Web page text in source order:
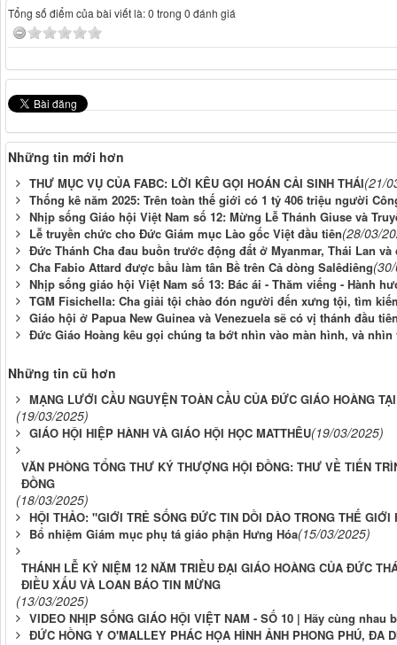
Tổng số điểm của bài viết là: 0 trong 0 đánh giá
Những tin mới hơn
THƯ MỤC VỤ CỦA FABC: LỜI KÊU GỌI HOÁN CẢI SINH THÁI(21/
Thống kê năm 2025: Trên toàn thế giới có 1 tỷ 406 triệu người
Nhịp sống Giáo hội Việt Nam số 12: Mừng Lễ Thánh Giuse và
Lễ truyền chức cho Đức Giám mục Lào gốc Việt đầu tiên(28/03/
Đức Thánh Cha đau buồn trước động đất ở Myanmar, Thái Lan và
Cha Fabio Attard được bầu làm tân Bề trên Cả dòng Salêdiêng
Nhịp sống giáo hội Việt Nam số 13: Bác ái - Thăm viếng - Hành
TGM Fisichella: Cha giải tội chào đón người đến xưng tội, tìm
Giáo hội ở Papua New Guinea và Venezuela sẽ có vị thánh đầu
Đức Giáo Hoàng kêu gọi chúng ta bớt nhìn vào màn hình, và
Những tin cũ hơn
MẠNG LƯỚI CẦU NGUYỆN TOÀN CẦU CỦA ĐỨC GIÁO HOÀNG
(19/03/2025)
GIÁO HỘI HIỆP HÀNH VÀ GIÁO HỘI HỌC MATTHÊU(19/03/2025)
VĂN PHÒNG TỔNG THƯ KÝ THƯỢNG HỘI ĐỒNG: THƯ VỀ TIẾN
ĐỒNG
(18/03/2025)
HỘI THẢO: "GIỚI TRẺ SỐNG ĐỨC TIN DỒI DÀO TRONG THẾ
Bổ nhiệm Giám mục phụ tá giáo phận Hưng Hóa(15/03/2025)
THÁNH LỄ KỶ NIỆM 12 NĂM TRIỀU ĐẠI GIÁO HOÀNG CỦA ĐỨC
ĐIỀU XẤU VÀ LOAN BÁO TIN MỪNG
(13/03/2025)
VIDEO NHỊP SỐNG GIÁO HỘI VIỆT NAM - SỐ 10 | Hãy cùng
ĐỨC HỒNG Y O'MALLEY PHÁC HỌA HÌNH ẢNH PHONG PHÚ, ĐA